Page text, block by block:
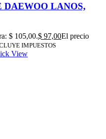
LANOS,
$ 105,00.$ 97,00El precio
IMPUESTOS
View